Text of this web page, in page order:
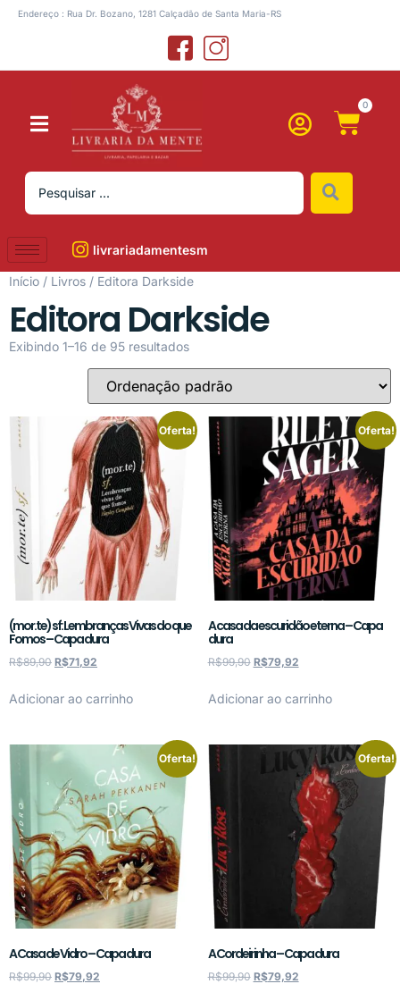
Endereço : Rua Dr. Bozano, 1281 Calçadão de Santa Maria-RS
0
livrariadamentesm
Início / Livros / Editora Darkside
Editora Darkside
Exibindo 1–16 de 95 resultados
Oferta!
(mor.te) sf: Lembranças Vivas do que
Fomos – Capa dura
R$89,90 R$71,92
Adicionar ao carrinho
Oferta!
A casa da escuridão eterna – Capa
dura
R$99,90 R$79,92
Adicionar ao carrinho
Oferta!
A Casa de Vidro – Capa dura
R$99,90 R$79,92
Oferta!
A Cordeirinha – Capa dura
R$99,90 R$79,92